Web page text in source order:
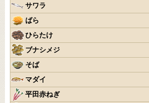
サワラ
ばら
ひらたけ
ブナシメジ
そば
マダイ
平田赤ねぎ